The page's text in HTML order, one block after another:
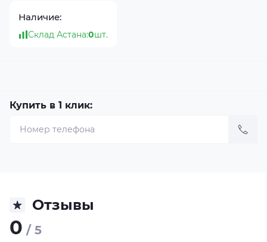
Наличие:
Склад Астана:0шт.
Купить в 1 клик:
Отзывы
0 / 5